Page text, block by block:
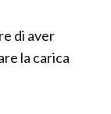
di aver
la carica